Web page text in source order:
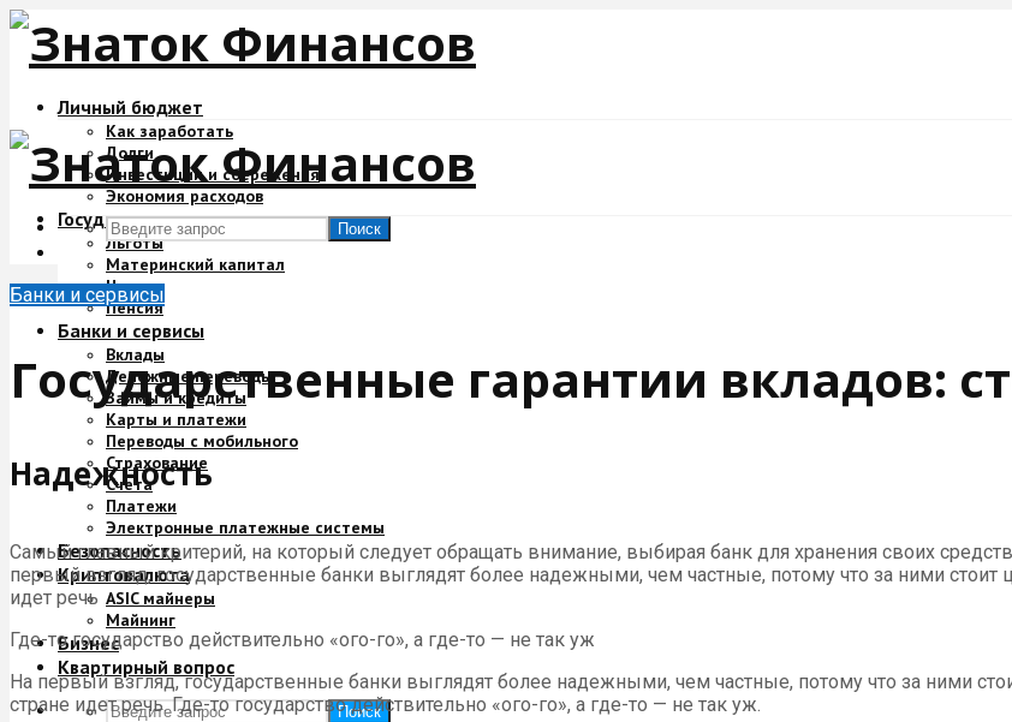
Личный бюджет
Как заработать
Долги
Инвестиции и сбережения
Экономия расходов
Государство и деньги
Льготы
Материнский капитал
Налоги
Пенсия
Банки и сервисы
Вклады
Денежные переводы
Займы и кредиты
Карты и платежи
Переводы с мобильного
Страхование
Счета
Платежи
Электронные платежные системы
Безопасность
Криптовалюта
ASIC майнеры
Майнинг
Бизнес
Квартирный вопрос
Поиск
Поиск
Банки и сервисы
Государственные гарантии вкладов:
Надежность
Самый главный критерий, на который следует обращать внимание, выбирая банк для хранения своих
первый взгляд, государственные банки выглядят более надежными, чем частные, потому что за ними стоит
идет речь
Где-то государство действительно «ого-го», а где-то — не так уж
На первый взгляд, государственные банки выглядят более надежными, чем частные, потому что за ними
стране идет речь. Где-то государство действительно «ого-го», а где-то — не так уж.